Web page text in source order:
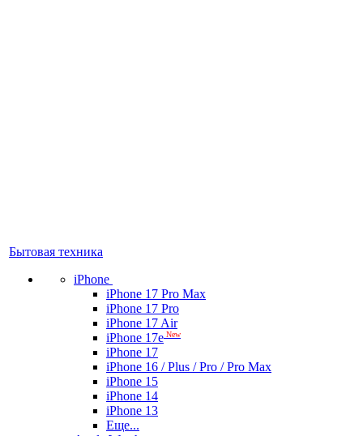
Бытовая техника
iPhone
iPhone 17 Pro Max
iPhone 17 Pro
iPhone 17 Air
iPhone 17e New
iPhone 17
iPhone 16 / Plus / Pro / Pro Max
iPhone 15
iPhone 14
iPhone 13
Еще...